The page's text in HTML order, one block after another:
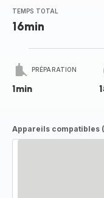
TEMPS TOTAL
16min
PRÉPARATION
1min
Appareils compatibles